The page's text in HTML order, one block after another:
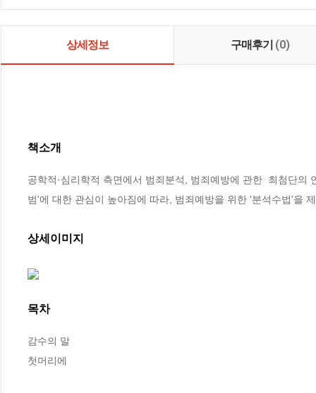
상세정보 구매후기 (0)
책소개
공학적·심리학적 측면에서 범죄분석, 범죄예방에 관한  최첨단
범'에 대한 관심이 높아짐에 따라, 범죄예방을 위한 '분석수법'을
상세이미지
목차
감수의 말
첫머리에